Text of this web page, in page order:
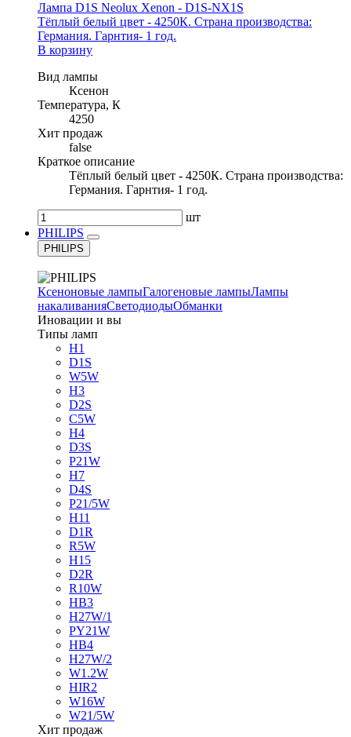
Лампа D1S Neolux Xenon - D1S-NX1S
Тёплый белый цвет - 4250К. Страна производства:
Германия. Гарнтия- 1 год.
В корзину
Вид лампы
Ксенон
Температура, К
4250
Хит продаж
false
Краткое описание
Тёплый белый цвет - 4250К. Страна производства:
Германия. Гарнтия- 1 год.
шт
PHILIPS
PHILIPS
Ксеноновые лампыГалогеновые лампыЛампы
накаливанияСветодиодыОбманки
Иновации и вы
Типы ламп
H1
D1S
W5W
H3
D2S
C5W
H4
D3S
P21W
H7
D4S
P21/5W
H11
D1R
R5W
H15
D2R
R10W
HB3
H27W/1
PY21W
HB4
H27W/2
W1.2W
HIR2
W16W
W21/5W
Хит продаж